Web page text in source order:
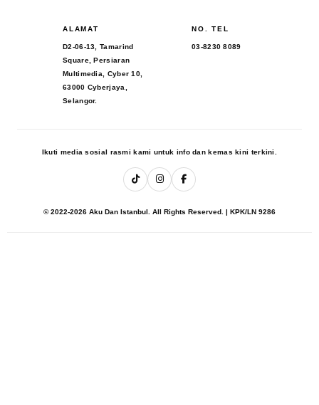
ALAMAT
D2-06-13, Tamarind
Square, Persiaran
Multimedia, Cyber 10,
63000 Cyberjaya,
Selangor.
NO. TEL
03-8230 8089
Ikuti media sosial rasmi kami untuk info dan kemas kini terkini.
© 2022-2026 Aku Dan Istanbul. All Rights Reserved. | KPK/LN 9286